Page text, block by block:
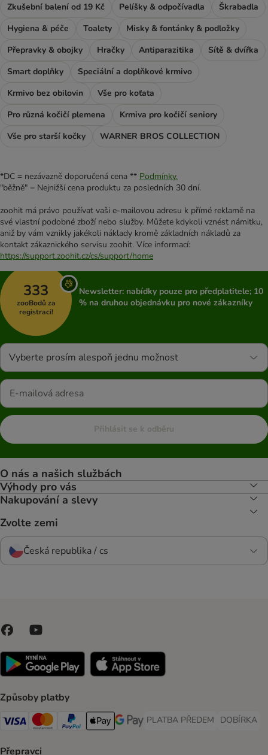
Zkušební balení od 19 Kč
Pelíšky & odpočívadla
Škrabadla
Hygiena & péče
Toalety
Misky & fontánky & podložky
Přepravky & obojky
Hračky Antiparazitika
Sítě & dvířka
Smart doplňky
Speciální a doplňkové krmivo
Krmivo bez obilovin
Vše pro koťata
Pro různá kočičí plemena
Krmiva pro kočičí seniory
Vše pro starší kočky
WARNER BROS COLLECTION
*DC = nezávazně doporučená cena ** Podmínky.
"běžně" = Nejnižší cena produktu za posledních 30 dní.
zoohit má právo používat vaši e-mailovou adresu k přímé reklamě na
své vlastní podobné zboží nebo služby. Můžete kdykoli vznést námitku,
aniž by vám vznikly jakékoli náklady kromě základních nákladů za
kontakt zákaznického servisu zoohit. Více informací:
https://support.zoohit.cz/cs/support/home
333
zooBodů za
registraci!
Newsletter: nabídky pouze pro předplatitele; 10
% na druhou objednávku pro nové zákazníky
Vyberte prosím alespoň jednu možnost
Přihlásit se k odběru
O nás a našich službách
Výhody pro vás
Nakupování a slevy
Zvolte zemi
Česká republika / cs
Způsoby platby
Visa Payment Method
Mastercard Payment Method
PayPal Payment Method
Apple pay Payment Method
GooglePay Payment Method
PLATBA PŘEDEM
PLATBA PŘEDEM Payment
DOBÍRKA
DOBÍRKA
Přepravci